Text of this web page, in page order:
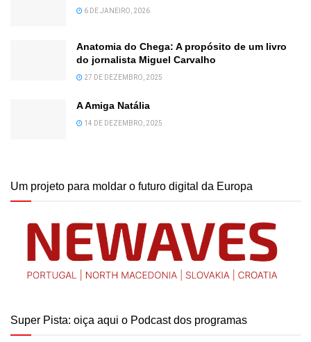
6 DE JANEIRO, 2026
Anatomia do Chega: A propósito de um livro
do jornalista Miguel Carvalho
27 DE DEZEMBRO, 2025
A Amiga Natália
14 DE DEZEMBRO, 2025
Um projeto para moldar o futuro digital da Europa
Super Pista: oiça aqui o Podcast dos programas